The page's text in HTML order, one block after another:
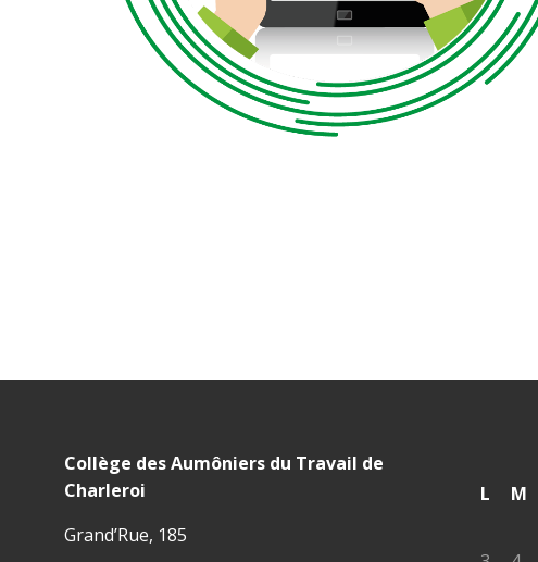
Collège des Aumôniers du Travail de
Charleroi
Grand’Rue, 185
L M